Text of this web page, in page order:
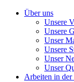
Über uns
Unsere
Unsere
Unser
Unsere
Unser
Unser
Arbeiten in